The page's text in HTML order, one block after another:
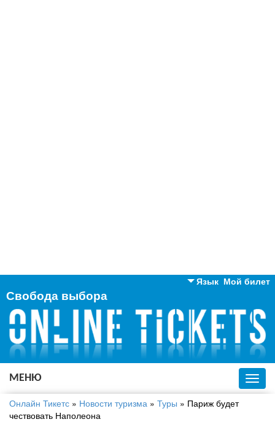
Мой билет
Язык
Английский
Русский
Украинский
Свобода выбора
МЕНЮ
Онлайн Тикетс » Новости туризма » Туры » Париж будет
чествовать Наполеона